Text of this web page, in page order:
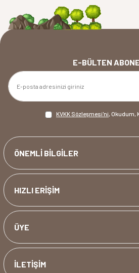
E-BÜLTEN
KVKK Sözleşmesi'ni, Okudum,
ÖNEMLİ BİLGİLER
HIZLI ERİŞİM
ÜYE
İLETİŞİM